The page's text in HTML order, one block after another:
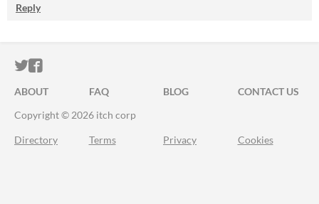
Reply
ITCH.IO ON TWITTER
ITCH.IO ON FACEBOOK
ABOUT FAQ BLOG
CONTACT US
Copyright © 2026 itch corp
Directory Terms Privacy Cookies